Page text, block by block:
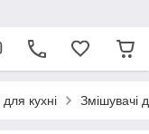
кухні Змішувачі